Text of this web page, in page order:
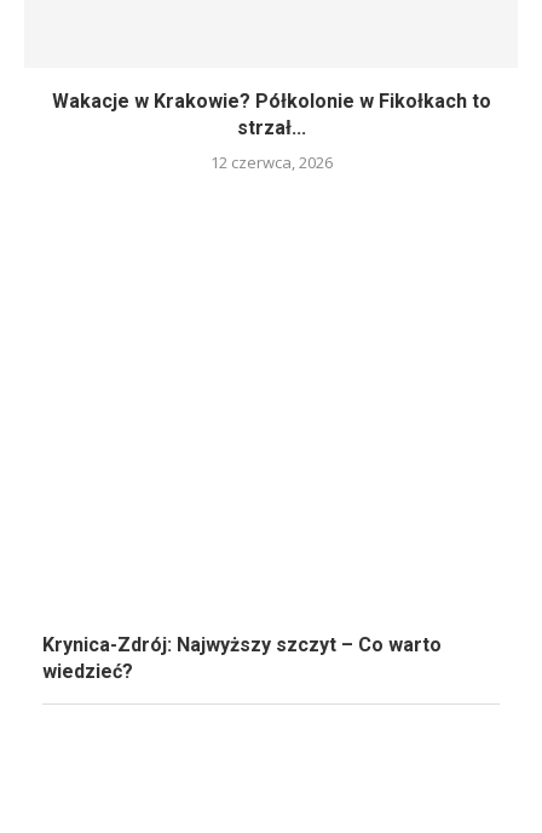
Wakacje w Krakowie? Półkolonie w Fikołkach to
strzał...
12 czerwca, 2026
Krynica-Zdrój: Najwyższy szczyt – Co warto
wiedzieć?